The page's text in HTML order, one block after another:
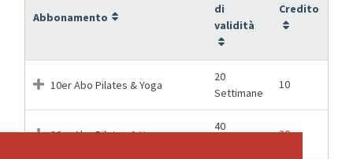
Abbonamento
di
validità
Credito
10er Abo Pilates & Yoga
20
Settimane
10
20er Abo Pilates & Yoga
40
20